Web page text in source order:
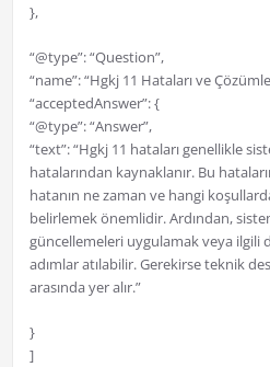
},
“@type”: “Question”,
“name”: “Hgkj 11 Hataları ve
“acceptedAnswer”: {
“@type”: “Answer”,
“text”: “Hgkj 11 hataları genellikle
hatalarından kaynaklanır. Bu
hatanın ne zaman ve hangi
belirlemek önemlidir. Ardından,
güncellemeleri uygulamak veya ilgili
adımlar atılabilir. Gerekirse teknik
arasında yer alır.”
}
]